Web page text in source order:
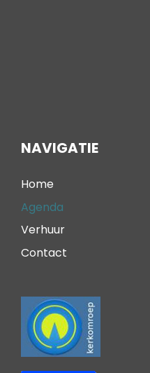
NAVIGATIE
Home
Agenda
Verhuur
Contact